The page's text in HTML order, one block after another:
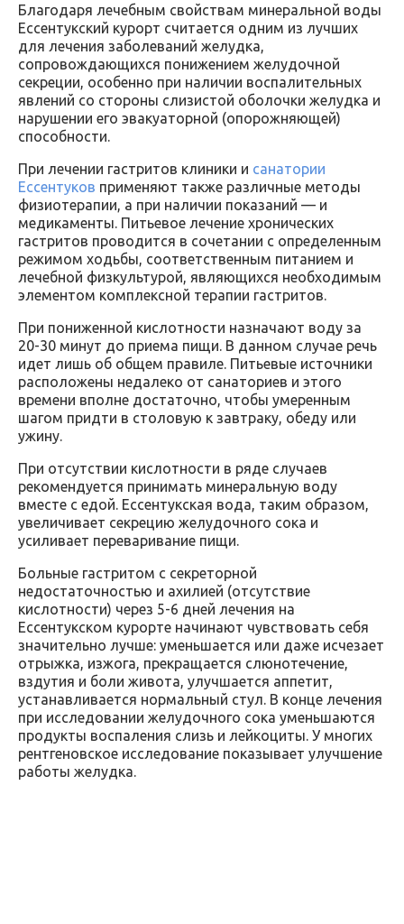
Благодаря лечебным свойствам минеральной воды
Ессентукский курорт считается одним из лучших
для лечения заболеваний желудка,
сопровождающихся понижением желудочной
секреции, особенно при наличии воспалительных
явлений со стороны слизистой оболочки желудка и
нарушении его эвакуаторной (опорожняющей)
способности.
При лечении гастритов клиники и санатории
Ессентуков применяют также различные методы
физиотерапии, а при наличии показаний — и
медикаменты. Питьевое лечение хронических
гастритов проводится в сочетании с определенным
режимом ходьбы, соответственным питанием и
лечебной физкультурой, являющихся необходимым
элементом комплексной терапии гастритов.
При пониженной кислотности назначают воду за
20-30 минут до приема пищи. В данном случае речь
идет лишь об общем правиле. Питьевые источники
расположены недалеко от санаториев и этого
времени вполне достаточно, чтобы умеренным
шагом придти в столовую к завтраку, обеду или
ужину.
При отсутствии кислотности в ряде случаев
рекомендуется принимать минеральную воду
вместе с едой. Ессентукская вода, таким образом,
увеличивает секрецию желудочного сока и
усиливает переваривание пищи.
Больные гастритом с секреторной
недостаточностью и ахилией (отсутствие
кислотности) через 5-6 дней лечения на
Ессентукском курорте начинают чувствовать себя
значительно лучше: уменьшается или даже исчезает
отрыжка, изжога, прекращается слюнотечение,
вздутия и боли живота, улучшается аппетит,
устанавливается нормальный стул. В конце лечения
при исследовании желудочного сока уменьшаются
продукты воспаления слизь и лейкоциты. У многих
рентгеновское исследование показывает улучшение
работы желудка.